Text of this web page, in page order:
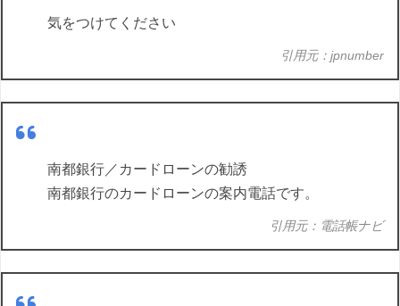
気をつけてください
引用元：jpnumber
南都銀行／カードローンの勧誘
南都銀行のカードローンの案内電話です。
引用元：電話帳ナビ